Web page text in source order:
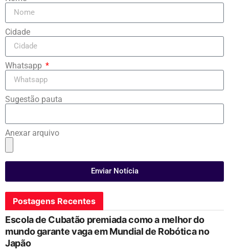
Cidade
Whatsapp
Sugestão pauta
Anexar arquivo
Enviar Notícia
Postagens Recentes
Escola de Cubatão premiada como a melhor do
mundo garante vaga em Mundial de Robótica no
Japão